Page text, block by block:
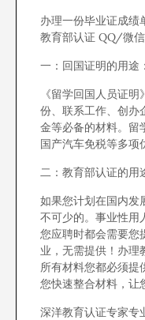
办理一份毕业证成绩
教育部认证 QQ/微
一：回国证明的用
《留学回国人员证
份、联系工作、创办
金等必备的材料。留
国产汽车免税等多
二：教育部认证的
如果您计划在国内发
不可少的。事业性用
您应聘时都会需要您
业，无需提供！办理
所有材料您都必须提
您快速整合材料，让
深洋教育认证专家